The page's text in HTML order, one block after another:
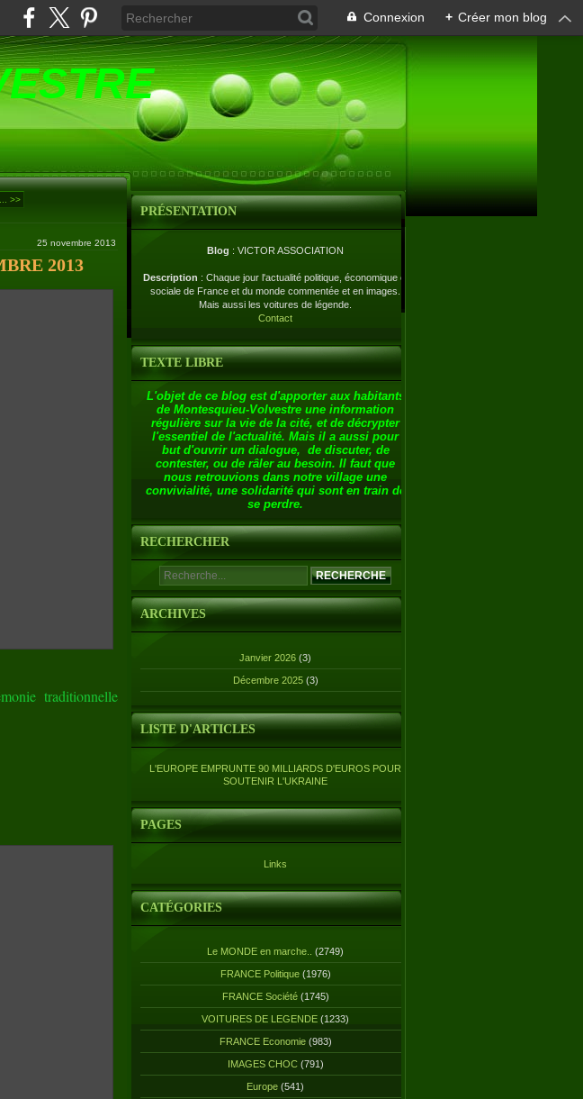
Connexion + Créer mon blog
>>
25 novembre 2013
2013
traditionnelle
PRÉSENTATION
Blog : VICTOR ASSOCIATION
Description : Chaque jour l'actualité politique, économique et
sociale de France et du monde commentée et en images.
Mais aussi les voitures de légende.
Contact
TEXTE LIBRE
L'objet de ce blog est d'apporter aux habitants
de Montesquieu-Volvestre une information
régulière sur la vie de la cité, et de décrypter
l'essentiel de l'actualité. Mais il a aussi pour
but d'ouvrir un dialogue, de discuter, de
contester, ou de râler au besoin. Il faut que
nous retrouvions dans notre village une
convivialité, une solidarité qui sont en train de
se perdre.
RECHERCHER
ARCHIVES
Janvier 2026 (3)
Décembre 2025 (3)
LISTE D'ARTICLES
L'EUROPE EMPRUNTE 90 MILLIARDS D'EUROS POUR
SOUTENIR L'UKRAINE
PAGES
Links
CATÉGORIES
Le MONDE en marche.. (2749)
FRANCE Politique(1976)
FRANCE Société(1745)
VOITURES DE LEGENDE (1233)
FRANCE Economie(983)
IMAGES CHOC(791)
Europe (541)